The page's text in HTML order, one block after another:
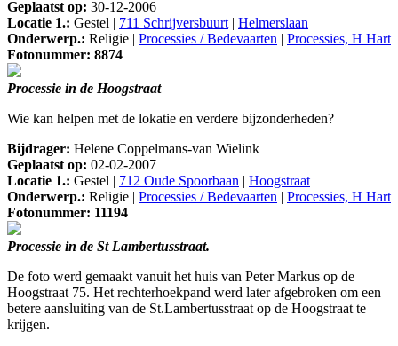
Geplaatst op: 30-12-2006
Locatie 1.: Gestel | 711 Schrijversbuurt| Helmerslaan
Onderwerp.: Religie | Processies / Bedevaarten | Processies, H Hart
Fotonummer: 8874
Processie in de Hoogstraat
Wie kan helpen met de lokatie en verdere bijzonderheden?
Bijdrager: Helene Coppelmans-van Wielink
Geplaatst op: 02-02-2007
Locatie 1.: Gestel | 712 Oude Spoorbaan | Hoogstraat
Onderwerp.: Religie | Processies / Bedevaarten | Processies, H Hart
Fotonummer: 11194
Processie in de St Lambertusstraat.
De foto werd gemaakt vanuit het huis van Peter Markus op de
Hoogstraat 75. Het rechterhoekpand werd later afgebroken om een
betere aansluiting van de St.Lambertusstraat op de Hoogstraat te
krijgen.